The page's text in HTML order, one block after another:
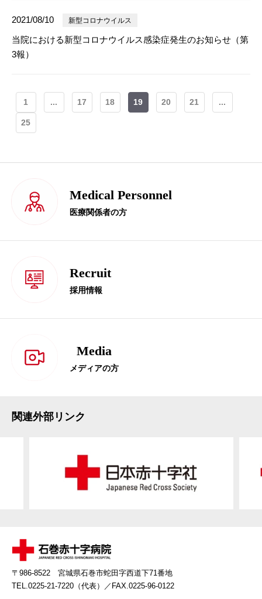
2021/08/10 新型コロナウイルス
当院における新型コロナウイルス感染症発生のお知らせ（第
3報）
1 ... 17 18 19 20 21 ...
25
Medical Personnel
医療関係者の方
Recruit
採用情報
Media
メディアの方
関連外部リンク
〒986-8522 宮城県石巻市蛇田字西道下71番地
TEL.0225-21-7220（代表）
／FAX.0225-96-0122